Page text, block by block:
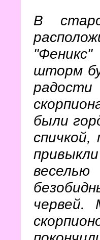
В
шторм
были
червей.